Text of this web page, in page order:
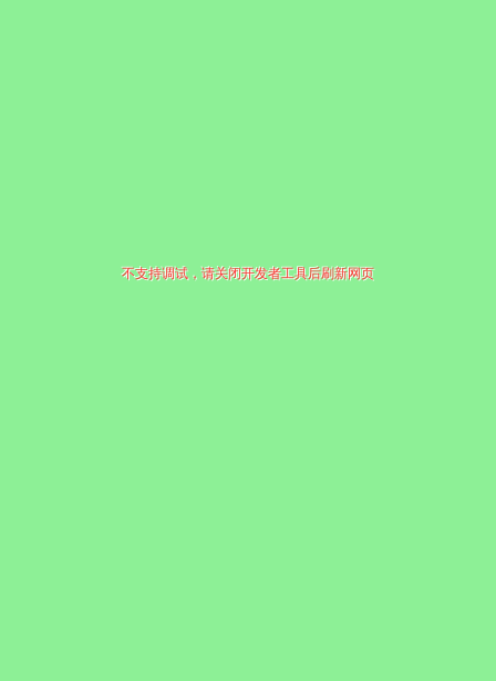
不支持调试，请关闭开发者工具后刷新网页